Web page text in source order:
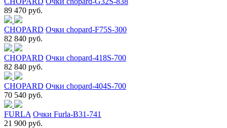
89 470 руб.
CHOPARD Очки chopard-F75S-300
82 840 руб.
CHOPARD Очки chopard-418S-700
82 840 руб.
CHOPARD Очки chopard-404S-700
70 540 руб.
FURLA Очки Furla-B31-741
21 900 руб.